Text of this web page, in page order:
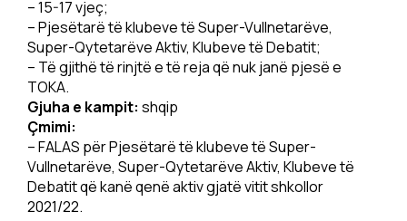
– 15-17 vjeç;
– Pjesëtarë të klubeve të Super-Vullnetarëve,
Super-Qytetarëve Aktiv, Klubeve të Debatit;
– Të gjithë të rinjtë e të reja që nuk janë pjesë e
TOKA.
Gjuha e kampit: shqip
Çmimi:
– FALAS për Pjesëtarë të klubeve të Super-
Vullnetarëve, Super-Qytetarëve Aktiv, Klubeve të
Debatit që kanë qenë aktiv gjatë vitit shkollor
2021/22.